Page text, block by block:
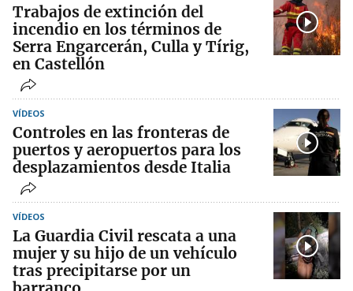
Trabajos de extinción del
incendio en los términos de
Serra Engarcerán, Culla y Tírig,
en Castellón
VÍDEOS
Controles en las fronteras de
puertos y aeropuertos para los
desplazamientos desde Italia
VÍDEOS
La Guardia Civil rescata a una
mujer y su hijo de un vehículo
tras precipitarse por un